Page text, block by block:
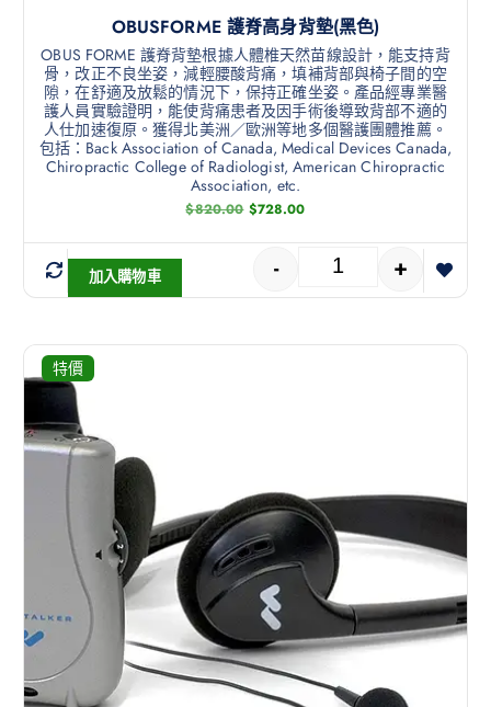
OBUSFORME 護脊高身背墊(黑色)
OBUS FORME 護脊背墊根據人體椎天然苗線設計，能支持背
骨，改正不良坐姿，減輕腰酸背痛，填補背部與椅子間的空
隙，在舒適及放鬆的情況下，保持正確坐姿。產品經專業醫
護人員實驗證明，能使背痛患者及因手術後導致背部不適的
人仕加速復原。獲得北美洲／歐洲等地多個醫護團體推薦。
包括：Back Association of Canada, Medical Devices Canada,
Chiropractic College of Radiologist, American Chiropractic
Association, etc.
$820.00 $728.00
- +
加入購物車
特價